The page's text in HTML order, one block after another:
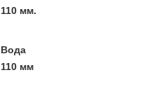
110 мм.
Вода
110 мм